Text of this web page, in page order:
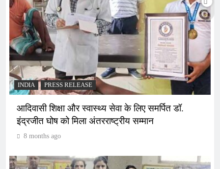
INDIA PRESS RELEASE
आदिवासी शिक्षा और स्वास्थ्य सेवा के लिए समर्पित डॉ.
इंद्रजीत घोष को मिला अंतरराष्ट्रीय सम्मान
8 months ago